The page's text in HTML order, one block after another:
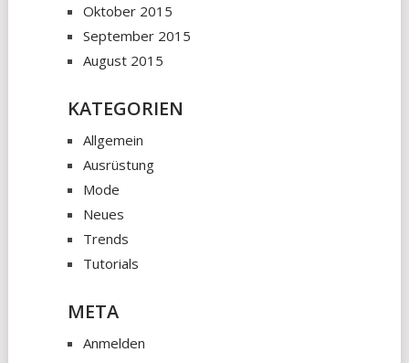
Oktober 2015
September 2015
August 2015
KATEGORIEN
Allgemein
Ausrüstung
Mode
Neues
Trends
Tutorials
META
Anmelden